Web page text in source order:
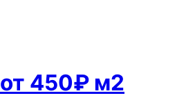
от 450₽ м2